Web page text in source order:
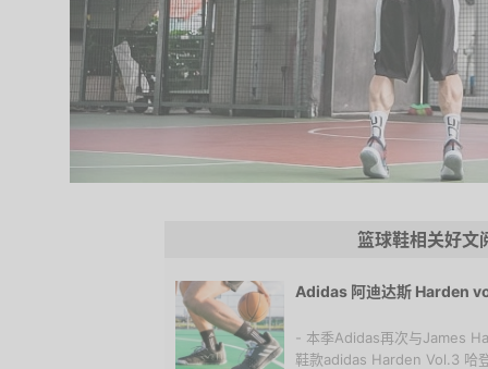
篮球鞋相关好文
Adidas 阿迪达斯 Harden
- 本季Adidas再次与James
鞋款adidas Harden Vol.3 哈